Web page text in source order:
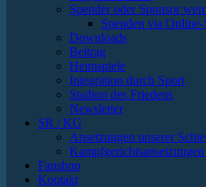
Spender oder Sponsor
Spenden via
Downloads
Beitrag
Heimspiele
Integration durch Sport
Stadion des Friedens
Newsletter
SR / KG
Ansetzungen unserer
Fanshop
Kontakt